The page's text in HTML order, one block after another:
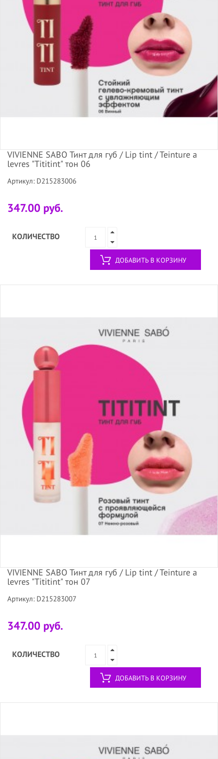
VIVIENNE SABO Тинт для губ / Lip tint / Teinture a
levres "Tititint" тон 06
Артикул: D215283006
347.00 руб.
КОЛИЧЕСТВО
ДОБАВИТЬ В КОРЗИНУ
VIVIENNE SABO Тинт для губ / Lip tint / Teinture a
levres "Tititint" тон 07
Артикул: D215283007
347.00 руб.
КОЛИЧЕСТВО
ДОБАВИТЬ В КОРЗИНУ